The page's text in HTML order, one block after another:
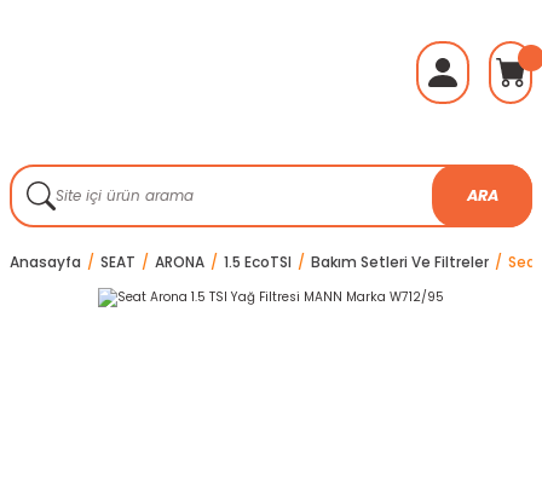
ARA
Anasayfa SEAT ARONA 1.5 EcoTSI Bakım Setleri Ve Filtreler